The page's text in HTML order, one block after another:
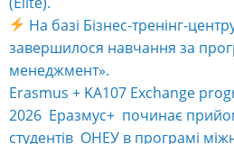
Наукові журнали ОНЕУ –
економічних досліджень» та
успішно пройшли державну
категорії Б Переліку наукових
(кластер – Економічні
адміністрування, Наказ